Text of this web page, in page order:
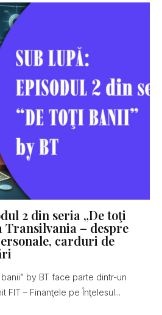
2 din seria „De toţi
Transilvania – despre
carduri de
by BT face parte dintr-un
FIT – Finanţele pe Înţelesul...